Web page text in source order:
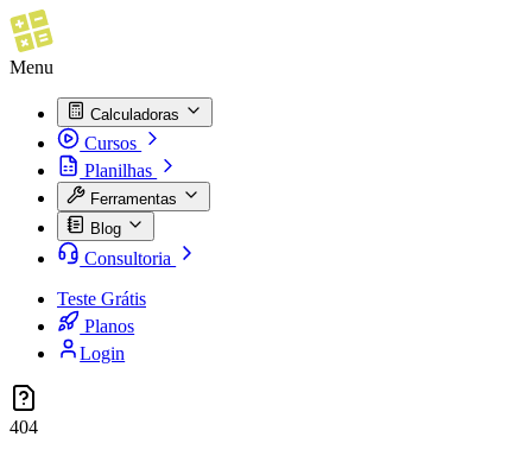
Menu
Calculadoras
Cursos
Planilhas
Ferramentas
Blog
Consultoria
Teste Grátis
Planos
Login
404